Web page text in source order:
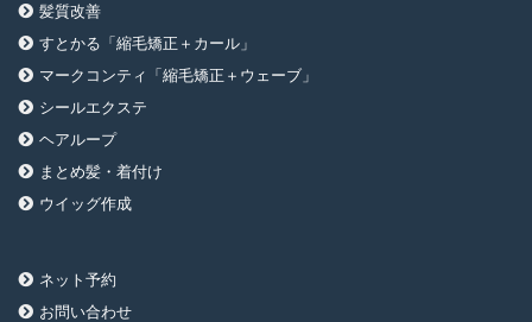
髪質改善
すとかる「縮毛矯正＋カール」
マークコンティ「縮毛矯正＋ウェーブ」
シールエクステ
ヘアループ
まとめ髪・着付け
ウイッグ作成
ネット予約
お問い合わせ